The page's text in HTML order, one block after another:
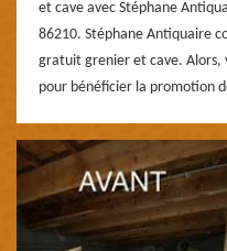
et cave avec Stéphane
86210. Stéphane Antiquaire
gratuit grenier et cave. Alors,
pour bénéficier la promotion